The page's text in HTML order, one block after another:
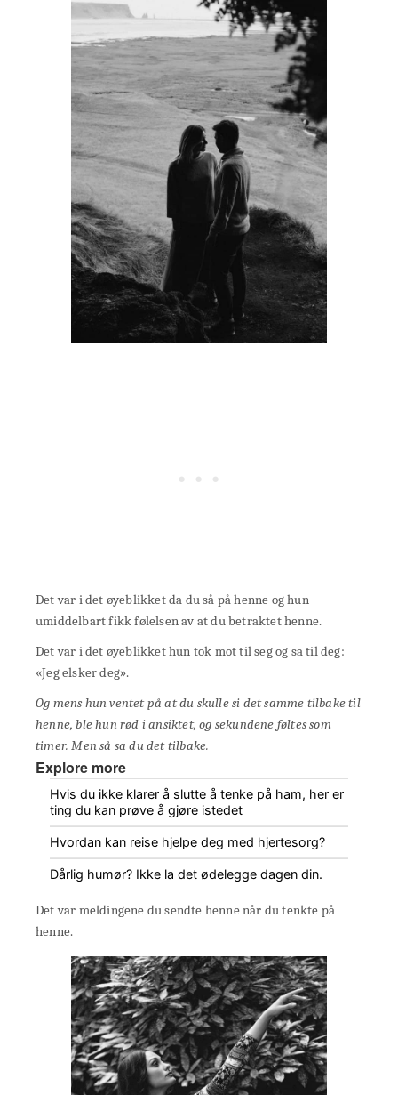
Det var i det øyeblikket da du så på henne og hun
umiddelbart fikk følelsen av at du betraktet henne.
Det var i det øyeblikket hun tok mot til seg og sa til deg:
«Jeg elsker deg».
Og mens hun ventet på at du skulle si det samme tilbake til
henne, ble hun rød i ansiktet, og sekundene føltes som
timer. Men så sa du det tilbake.
Explore more
Hvis du ikke klarer å slutte å tenke på ham, her er
ting du kan prøve å gjøre istedet
Hvordan kan reise hjelpe deg med hjertesorg?
Dårlig humør? Ikke la det ødelegge dagen din.
Det var meldingene du sendte henne når du tenkte på
henne.